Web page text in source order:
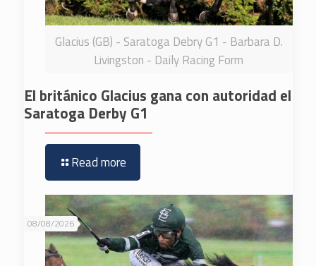
Glacius (GB) - Saratoga Debry G1 - Barbara D.
Livingston - Daily Racing Form
El británico Glacius gana con autoridad el
Saratoga Derby G1
Read more
08/08/2026